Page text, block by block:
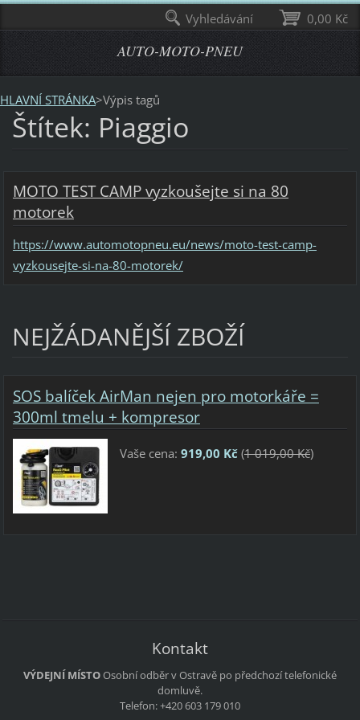
AUTO-MOTO-PNEU
HLAVNÍ STRÁNKA>Výpis tagů
Štítek: Piaggio
MOTO TEST CAMP vyzkoušejte si na 80
motorek
https://www.automotopneu.eu/news/moto-test-camp-
vyzkousejte-si-na-80-motorek/
NEJŽÁDANĚJŠÍ ZBOŽÍ
SOS balíček AirMan nejen pro motorkáře =
300ml tmelu + kompresor
Vaše cena: 919,00 Kč(1 019,00 Kč)
Kontakt
VÝDEJNÍ MÍSTOOsobní odběr v Ostravě po předchozí telefonické
domluvě.
Telefon: +420 603 179 010
0,00 Kč
Vyhledávání